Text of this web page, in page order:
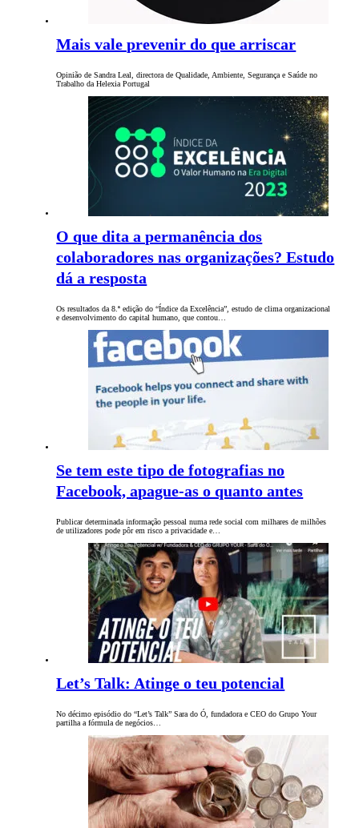
Mais vale prevenir do que arriscar
Opinião de Sandra Leal, directora de Qualidade, Ambiente, Segurança e Saúde no
Trabalho da Helexia Portugal
O que dita a permanência dos
colaboradores nas organizações? Estudo
dá a resposta
Os resultados da 8.ª edição do “Índice da Excelência”, estudo de clima organizacional
e desenvolvimento do capital humano, que contou…
Se tem este tipo de fotografias no
Facebook, apague-as o quanto antes
Publicar determinada informação pessoal numa rede social com milhares de milhões
de utilizadores pode pôr em risco a privacidade e…
Let’s Talk: Atinge o teu potencial
No décimo episódio do “Let’s Talk” Sara do Ó, fundadora e CEO do Grupo Your
partilha a fórmula de negócios…